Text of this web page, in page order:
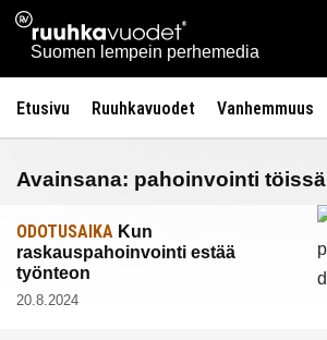
Siirry
sisältöön
Ruuhkavuodet.fi
Suomen lempein perhemedia
Etusivu Ruuhkavuodet Vanhemmuus
Avainsana: pahoinvointi töissä
ODOTUSAIKA Kun
raskauspahoinvointi estää
työnteon
20.8.2024